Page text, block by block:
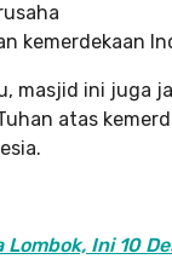
kemerdekaan
masjid ini juga
atas
Lombok, Ini 10